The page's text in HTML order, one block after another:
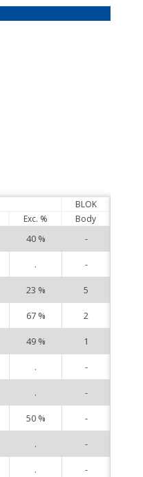
BLOK
Exc. % Body
40 % -
. -
23 % 5
67 % 2
49 % 1
. -
. -
50 % -
. -
. -